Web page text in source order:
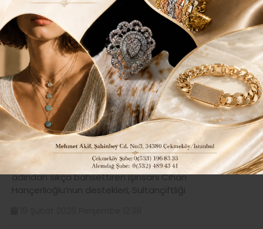
Alemdağ Huzurevi ve Yaşlı Bakım
Merkezi’nde duygu yüklü anlamlı gün!
Sosyal projelere yapmış olduğu destek ve katkılarla
adından sıkça bahsettiren işinsanı Cihan
Hançerlioğlu’nun destekleri, Sultançiftliği